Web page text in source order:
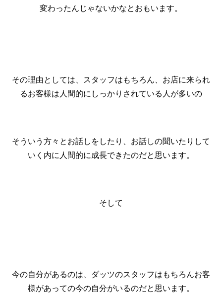
変わったんじゃないかなとおもいます。
その理由としては、スタッフはもちろん、お店に来られ
るお客様は人間的にしっかりされている人が多いの
そういう方々とお話しをしたり、お話しの聞いたりして
いく内に人間的に成長できたのだと思います。
そして
今の自分があるのは、ダッツのスタッフはもちろんお客
様があっての今の自分がいるのだと思います。